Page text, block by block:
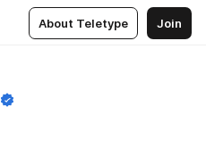
About Teletype Join